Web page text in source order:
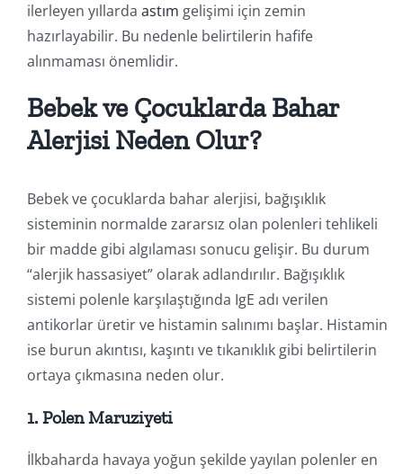
ilerleyen yıllarda astım gelişimi için zemin
hazırlayabilir. Bu nedenle belirtilerin hafife
alınmaması önemlidir.
Bebek ve Çocuklarda Bahar
Alerjisi Neden Olur?
Bebek ve çocuklarda bahar alerjisi, bağışıklık
sisteminin normalde zararsız olan polenleri tehlikeli
bir madde gibi algılaması sonucu gelişir. Bu durum
“alerjik hassasiyet” olarak adlandırılır. Bağışıklık
sistemi polenle karşılaştığında IgE adı verilen
antikorlar üretir ve histamin salınımı başlar. Histamin
ise burun akıntısı, kaşıntı ve tıkanıklık gibi belirtilerin
ortaya çıkmasına neden olur.
1. Polen Maruziyeti
İlkbaharda havaya yoğun şekilde yayılan polenler en